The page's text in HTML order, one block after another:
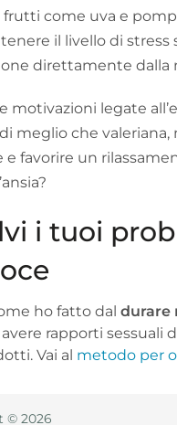
frutti come uva e
il livello di
direttamente dalla
motivazioni legate
di meglio che
e favorire un
i tuoi
ho fatto dal durare
rapporti sessuali
Vai al metodo per
© 2026